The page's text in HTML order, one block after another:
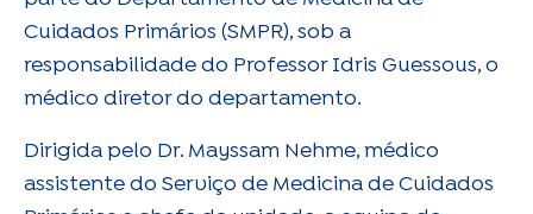
Cuidados Primários (SMPR), sob a
responsabilidade do Professor Idris Guessous, o
médico diretor do departamento.
Dirigida pelo Dr. Mayssam Nehme, médico
assistente do Serviço de Medicina de Cuidados